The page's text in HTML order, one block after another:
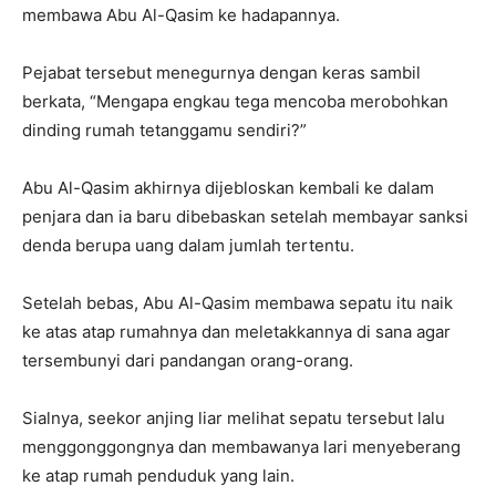
membawa Abu Al-Qasim ke hadapannya.
Pejabat tersebut menegurnya dengan keras sambil
berkata, “Mengapa engkau tega mencoba merobohkan
dinding rumah tetanggamu sendiri?”
Abu Al-Qasim akhirnya dijebloskan kembali ke dalam
penjara dan ia baru dibebaskan setelah membayar sanksi
denda berupa uang dalam jumlah tertentu.
Setelah bebas, Abu Al-Qasim membawa sepatu itu naik
ke atas atap rumahnya dan meletakkannya di sana agar
tersembunyi dari pandangan orang-orang.
Sialnya, seekor anjing liar melihat sepatu tersebut lalu
menggonggongnya dan membawanya lari menyeberang
ke atap rumah penduduk yang lain.